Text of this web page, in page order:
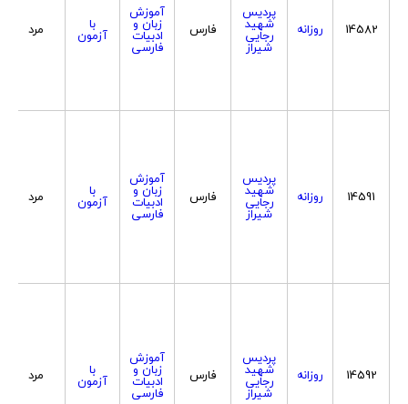
14582 روزانه
پردیس
شهید
رجایی
شیراز
فارس
آموزش
زبان و
ادبیات
فارسی
با
آزمون مرد
14591 روزانه
پردیس
شهید
رجایی
شیراز
فارس
آموزش
زبان و
ادبیات
فارسی
با
آزمون مرد
14592 روزانه
پردیس
شهید
رجایی
شیراز
فارس
آموزش
زبان و
ادبیات
فارسی
با
آزمون مرد